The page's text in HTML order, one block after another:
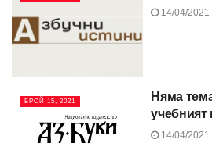
14/04/2021
БРОЙ 15, 2021
Няма
учебният
14/04/2021